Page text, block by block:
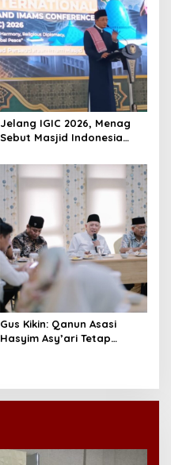
Jelang IGIC 2026, Menag
Sebut Masjid Indonesia
Gus Kikin: Qanun Asasi
Hasyim Asy’ari Tetap